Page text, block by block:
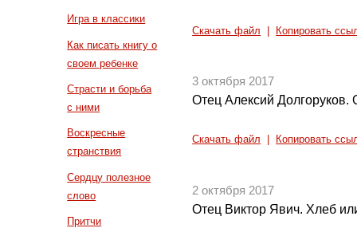
Игра в классики
Как писать книгу о
своем ребенке
Страсти и борьба
с ними
Воскресные
странствия
Сердцу полезное
слово
Притчи
Скачать файл Копировать
3 октября 2017
Отец Алексий Долгоруков.
Скачать файл Копировать
2 октября 2017
Отец Виктор Явич. Хлеб